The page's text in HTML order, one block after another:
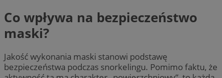
Co wpływa na bezpieczeństwo
maski?
Jakość wykonania maski stanowi podstawę
bezpieczeństwa podczas snorkelingu. Pomimo faktu, że